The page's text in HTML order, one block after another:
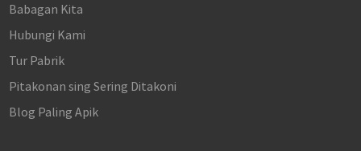
Babagan Kita
Hubungi Kami
Tur Pabrik
Pitakonan sing Sering Ditakoni
Blog Paling Apik